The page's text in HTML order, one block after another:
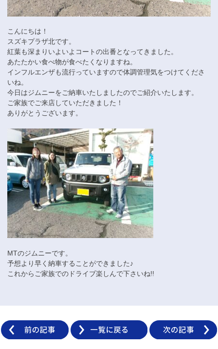
こんにちは！
スズキプラザ北です。
紅葉も深まりいよいよコートの出番となってきました。
あたたかい食べ物が食べたくなりますね。
インフルエンザも流行っていますので体調管理気をつけてくださ
いね。
今日はジムニーをご納車いたしましたのでご紹介いたします。
ご家族でご来店していただきました！
ありがとうございます。
MTのジムニーです。
予想より早く納車することができました♪
これからご家族でのドライブ楽しんで下さいね!!